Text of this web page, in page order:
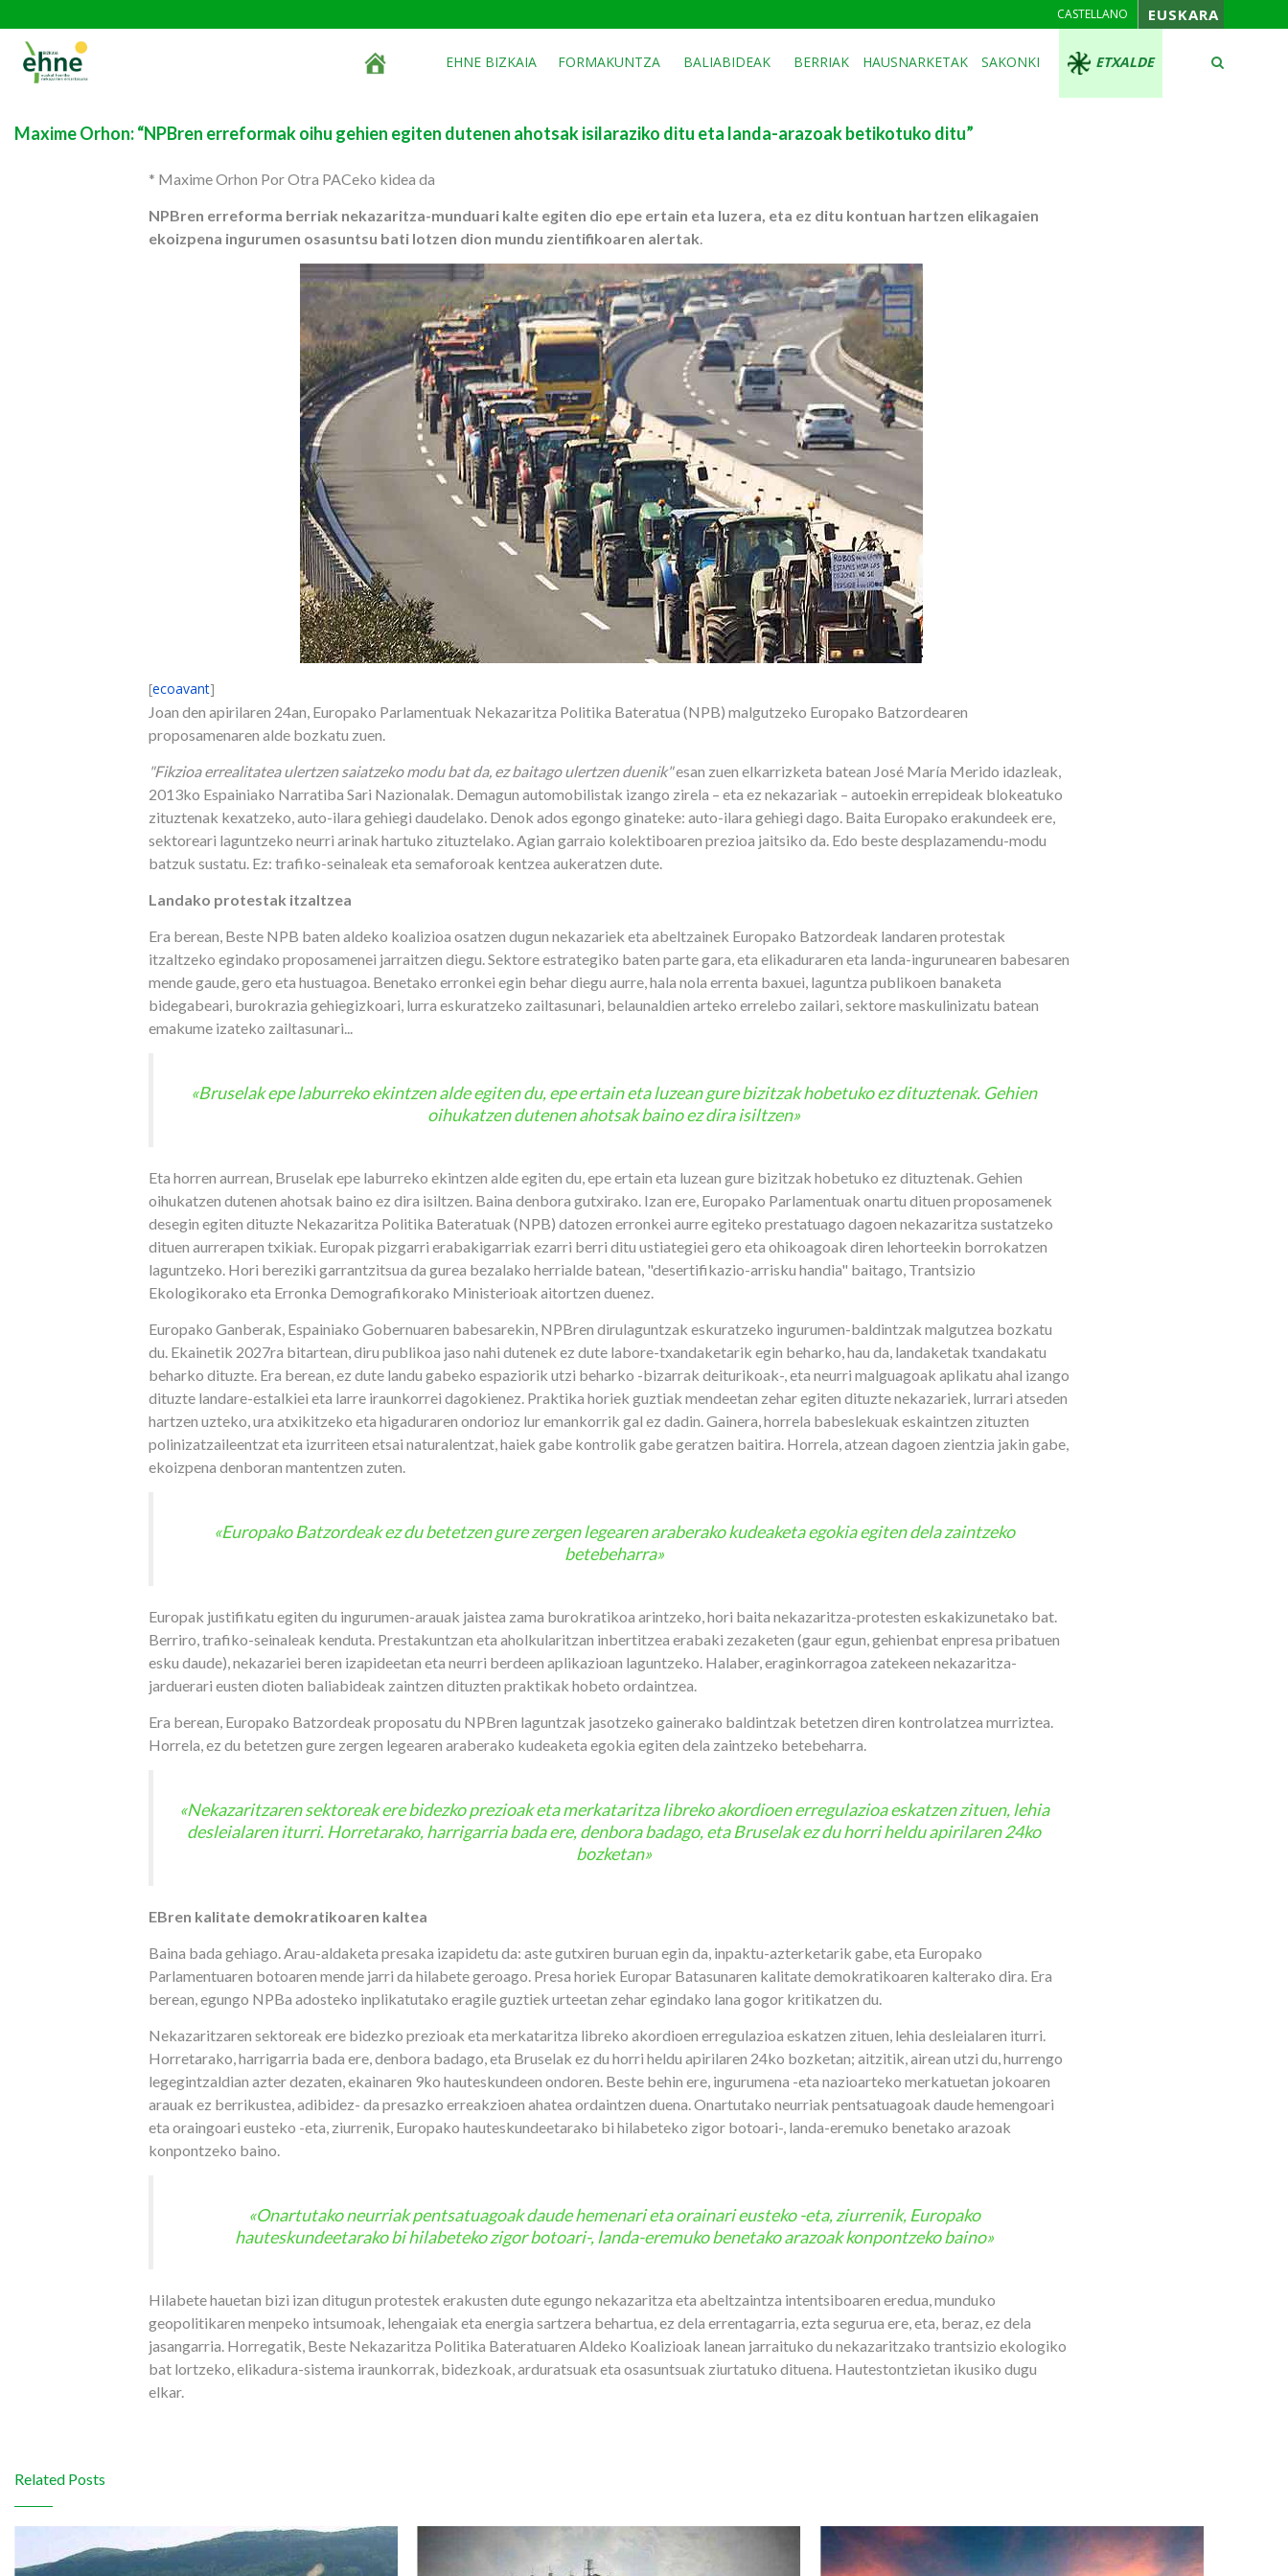
CASTELLANO EUSKARA
EHNE BIZKAIA FORMAKUNTZA BALIABIDEAK BERRIAK HAUSNARKETAK SAKONKI ETXALDE
Maxime Orhon: “NPBren erreformak oihu gehien egiten dutenen ahotsak isilaraziko ditu eta landa-arazoak betikotuko ditu”
* Maxime Orhon Por Otra PACeko kidea da
NPBren erreforma berriak nekazaritza-munduari kalte egiten dio epe ertain eta luzera, eta ez ditu kontuan hartzen elikagaien
ekoizpena ingurumen osasuntsu bati lotzen dion mundu zientifikoaren alertak.
[ecoavant]
Joan den apirilaren 24an, Europako Parlamentuak Nekazaritza Politika Bateratua (NPB) malgutzeko Europako Batzordearen
proposamenaren alde bozkatu zuen.
"Fikzioa errealitatea ulertzen saiatzeko modu bat da, ez baitago ulertzen duenik"esan zuen elkarrizketa batean José María Merido idazleak,
2013ko Espainiako Narratiba Sari Nazionalak. Demagun automobilistak izango zirela – eta ez nekazariak – autoekin errepideak blokeatuko
zituztenak kexatzeko, auto-ilara gehiegi daudelako. Denok ados egongo ginateke: auto-ilara gehiegi dago. Baita Europako erakundeek ere,
sektoreari laguntzeko neurri arinak hartuko zituztelako. Agian garraio kolektiboaren prezioa jaitsiko da. Edo beste desplazamendu-modu
batzuk sustatu. Ez: trafiko-seinaleak eta semaforoak kentzea aukeratzen dute.
Landako protestak itzaltzea
Era berean, Beste NPB baten aldeko koalizioa osatzen dugun nekazariek eta abeltzainek Europako Batzordeak landaren protestak
itzaltzeko egindako proposamenei jarraitzen diegu. Sektore estrategiko baten parte gara, eta elikaduraren eta landa-ingurunearen babesaren
mende gaude, gero eta hustuagoa. Benetako erronkei egin behar diegu aurre, hala nola errenta baxuei, laguntza publikoen banaketa
bidegabeari, burokrazia gehiegizkoari, lurra eskuratzeko zailtasunari, belaunaldien arteko errelebo zailari, sektore maskulinizatu batean
emakume izateko zailtasunari...
«Bruselak epe laburreko ekintzen alde egiten du, epe ertain eta luzean gure bizitzak hobetuko ez dituztenak. Gehien
oihukatzen dutenen ahotsak baino ez dira isiltzen»
Eta horren aurrean, Bruselak epe laburreko ekintzen alde egiten du, epe ertain eta luzean gure bizitzak hobetuko ez dituztenak. Gehien
oihukatzen dutenen ahotsak baino ez dira isiltzen. Baina denbora gutxirako. Izan ere, Europako Parlamentuak onartu dituen proposamenek
desegin egiten dituzte Nekazaritza Politika Bateratuak (NPB) datozen erronkei aurre egiteko prestatuago dagoen nekazaritza sustatzeko
dituen aurrerapen txikiak. Europak pizgarri erabakigarriak ezarri berri ditu ustiategiei gero eta ohikoagoak diren lehorteekin borrokatzen
laguntzeko. Hori bereziki garrantzitsua da gurea bezalako herrialde batean, "desertifikazio-arrisku handia" baitago, Trantsizio
Ekologikorako eta Erronka Demografikorako Ministerioak aitortzen duenez.
Europako Ganberak, Espainiako Gobernuaren babesarekin, NPBren dirulaguntzak eskuratzeko ingurumen-baldintzak malgutzea bozkatu
du. Ekainetik 2027ra bitartean, diru publikoa jaso nahi dutenek ez dute labore-txandaketarik egin beharko, hau da, landaketak txandakatu
beharko dituzte. Era berean, ez dute landu gabeko espaziorik utzi beharko -bizarrak deiturikoak-, eta neurri malguagoak aplikatu ahal izango
dituzte landare-estalkiei eta larre iraunkorrei dagokienez. Praktika horiek guztiak mendeetan zehar egiten dituzte nekazariek, lurrari atseden
hartzen uzteko, ura atxikitzeko eta higaduraren ondorioz lur emankorrik gal ez dadin. Gainera, horrela babeslekuak eskaintzen zituzten
polinizatzaileentzat eta izurriteen etsai naturalentzat, haiek gabe kontrolik gabe geratzen baitira. Horrela, atzean dagoen zientzia jakin gabe,
ekoizpena denboran mantentzen zuten.
«Europako Batzordeak ez du betetzen gure zergen legearen araberako kudeaketa egokia egiten dela zaintzeko
betebeharra»
Europak justifikatu egiten du ingurumen-arauak jaistea zama burokratikoa arintzeko, hori baita nekazaritza-protesten eskakizunetako bat.
Berriro, trafiko-seinaleak kenduta. Prestakuntzan eta aholkularitzan inbertitzea erabaki zezaketen (gaur egun, gehienbat enpresa pribatuen
esku daude), nekazariei beren izapideetan eta neurri berdeen aplikazioan laguntzeko. Halaber, eraginkorragoa zatekeen nekazaritza-
jarduerari eusten dioten baliabideak zaintzen dituzten praktikak hobeto ordaintzea.
Era berean, Europako Batzordeak proposatu du NPBren laguntzak jasotzeko gainerako baldintzak betetzen diren kontrolatzea murriztea.
Horrela, ez du betetzen gure zergen legearen araberako kudeaketa egokia egiten dela zaintzeko betebeharra.
«Nekazaritzaren sektoreak ere bidezko prezioak eta merkataritza libreko akordioen erregulazioa eskatzen zituen, lehia
desleialaren iturri. Horretarako, harrigarria bada ere, denbora badago, eta Bruselak ez du horri heldu apirilaren 24ko
bozketan»
EBren kalitate demokratikoaren kaltea
Baina bada gehiago. Arau-aldaketa presaka izapidetu da: aste gutxiren buruan egin da, inpaktu-azterketarik gabe, eta Europako
Parlamentuaren botoaren mende jarri da hilabete geroago. Presa horiek Europar Batasunaren kalitate demokratikoaren kalterako dira. Era
berean, egungo NPBa adosteko inplikatutako eragile guztiek urteetan zehar egindako lana gogor kritikatzen du.
Nekazaritzaren sektoreak ere bidezko prezioak eta merkataritza libreko akordioen erregulazioa eskatzen zituen, lehia desleialaren iturri.
Horretarako, harrigarria bada ere, denbora badago, eta Bruselak ez du horri heldu apirilaren 24ko bozketan; aitzitik, airean utzi du, hurrengo
legegintzaldian azter dezaten, ekainaren 9ko hauteskundeen ondoren. Beste behin ere, ingurumena -eta nazioarteko merkatuetan jokoaren
arauak ez berrikustea, adibidez- da presazko erreakzioen ahatea ordaintzen duena. Onartutako neurriak pentsatuagoak daude hemengoari
eta oraingoari eusteko -eta, ziurrenik, Europako hauteskundeetarako bi hilabeteko zigor botoari-, landa-eremuko benetako arazoak
konpontzeko baino.
«Onartutako neurriak pentsatuagoak daude hemenari eta orainari eusteko -eta, ziurrenik, Europako
hauteskundeetarako bi hilabeteko zigor botoari-, landa-eremuko benetako arazoak konpontzeko baino»
Hilabete hauetan bizi izan ditugun protestek erakusten dute egungo nekazaritza eta abeltzaintza intentsiboaren eredua, munduko
geopolitikaren menpeko intsumoak, lehengaiak eta energia sartzera behartua, ez dela errentagarria, ezta segurua ere, eta, beraz, ez dela
jasangarria. Horregatik, Beste Nekazaritza Politika Bateratuaren Aldeko Koalizioak lanean jarraituko du nekazaritzako trantsizio ekologiko
bat lortzeko, elikadura-sistema iraunkorrak, bidezkoak, arduratsuak eta osasuntsuak ziurtatuko dituena. Hautestontzietan ikusiko dugu
elkar.
Related Posts